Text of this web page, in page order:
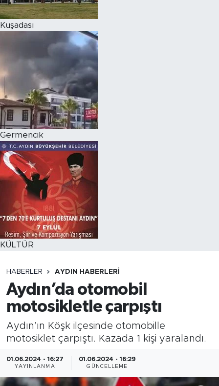
Kuşadası
Germencik
KÜLTÜR
HABERLER AYDIN HABERLERI
Aydın’da otomobil
motosikletle çarpıştı
Aydın’ın Köşk ilçesinde otomobille
motosiklet çarpıştı. Kazada 1 kişi yaralandı.
01.06.2024 - 16:27
YAYINLANMA
01.06.2024 - 16:29
GÜNCELLEME